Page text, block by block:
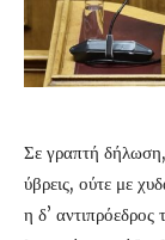
Σε γραπτή δήλωση,
ύβρεις, ούτε με
η δ’